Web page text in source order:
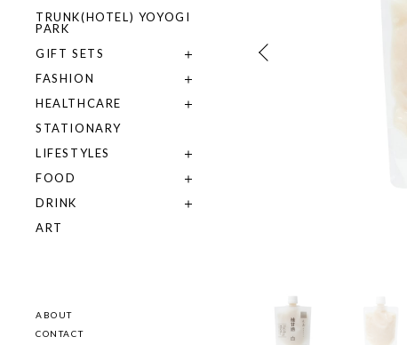
TRUNK(HOTEL) YOYOGI
PARK
GIFT SETS
FASHION
HEALTHCARE
STATIONARY
LIFESTYLES
FOOD
DRINK
ART
ABOUT
CONTACT